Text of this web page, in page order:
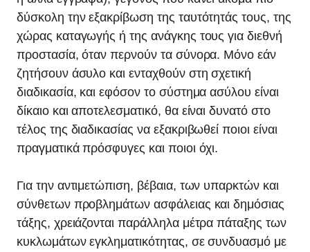
δύσκολη την εξακρίβωση της ταυτότητάς τους, της
χώρας καταγωγής ή της ανάγκης τους για διεθνή
προστασία, όταν περνούν τα σύνορα. Μόνο εάν
ζητήσουν άσυλο και ενταχθούν στη σχετική
διαδικασία, και εφόσον το σύστημα ασύλου είναι
δίκαιο και αποτελεσματικό, θα είναι δυνατό στο
τέλος της διαδικασίας να εξακριβωθεί ποιοι είναι
πραγματικά πρόσφυγες και ποιοι όχι.
Για την αντιμετώπιση, βέβαια, των υπαρκτών και
σύνθετων προβλημάτων ασφάλειας και δημόσιας
τάξης, χρειάζονται παράλληλα μέτρα πάταξης των
κυκλωμάτων εγκληματικότητας, σε συνδυασμό με